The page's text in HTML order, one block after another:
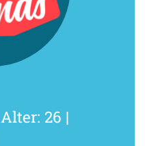
26 |